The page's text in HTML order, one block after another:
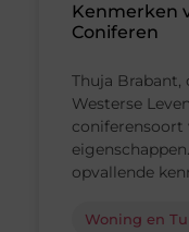
Kenmerken
Coniferen
Thuja Brabant,
Westerse
coniferensoort
opvallende
Woning en